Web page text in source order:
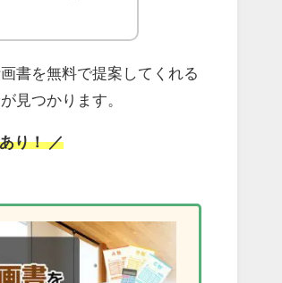
書を無料で提案してくれる
が見つかります。
り！ ／